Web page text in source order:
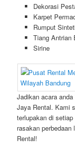
Dekorasi
Karpet
Rumput
Tiang Antrian
Sirine
Jadikan acara
Jaya Rental. Kami
terlupakan di
rasakan
Rental!